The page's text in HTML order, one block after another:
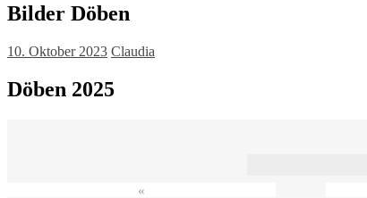
Bilder Döben
10. Oktober 2023 Claudia
Döben 2025
«